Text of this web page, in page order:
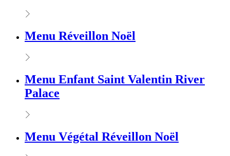
Menu Réveillon Noël
Menu Enfant Saint Valentin River
Palace
Menu Végétal Réveillon Noël